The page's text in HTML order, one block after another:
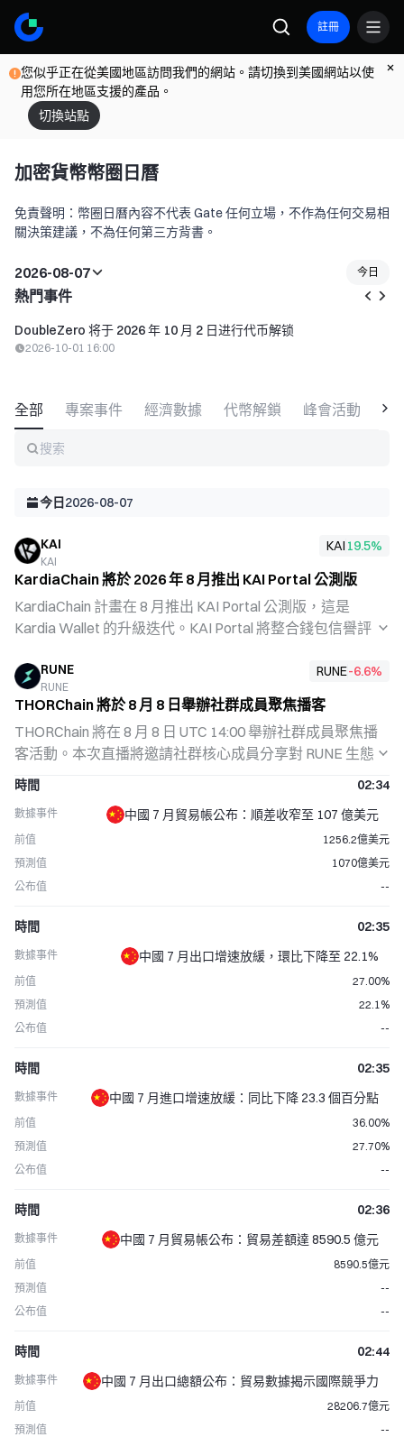
註冊
您似乎正在從美國地區訪問我們的網站。請切換到美國網站以使
用您所在地區支援的產品。
切換站點
加密貨幣幣圈日曆
免責聲明：幣圈日曆內容不代表 Gate 任何立場，不作為任何交易相
關決策建議，不為任何第三方背書。
2026-08-07 今日
熱門事件
KardiaChain 將於 2026 年 8 月推出行動入口公測版本
2026-08-17 16:00
全部 專案事件 經濟數據 代幣解鎖 峰會活動 融
搜索
今日2026-08-07
KAI
KAI
KAI 19.5%
KardiaChain 將於 2026 年 8 月推出 KAI Portal 公測版
KardiaChain 計畫在 8 月推出 KAI Portal 公測版，這是
Kardia Wallet 的升級迭代。KAI Portal 將整合錢包信譽評
kaiapps 生態應用，打造一站式 Web3 用戶入口，進一步
完善專案的應用生態布局。
RUNE
RUNE
RUNE-6.6%
THORChain 將於 8 月 8 日舉辦社群成員聚焦播客
THORChain 將在 8 月 8 日 UTC 14:00 舉辦社群成員聚焦播
客活動。本次直播將邀請社群核心成員分享對 RUNE 生態
發展的見解與經驗。THORChain 作為去中心化流動性協
議，致力於連接多條公鏈，此類社群互動有助於強化生態
凝聚力，推進跨鏈互動在 DeFi 領域的應用發展。
時間 02:34
數據事件 中國 7 月貿易帳公布：順差收窄至 107 億美元
前值
1256.2億美元
預測值
1070億美元
公布值
--
時間 02:35
數據事件 中國 7 月出口增速放緩，環比下降至 22.1%
前值
27.00%
預測值
22.1%
公布值
--
時間 02:35
數據事件 中國 7 月進口增速放緩：同比下降 23.3 個百分點
前值
36.00%
預測值
27.70%
公布值
--
時間 02:36
數據事件 中國 7 月貿易帳公布：貿易差額達 8590.5 億元
前值
8590.5億元
預測值
--
公布值
--
時間 02:44
數據事件 中國 7 月出口總額公布：貿易數據揭示國際競爭力
前值
28206.7億元
預測值
--